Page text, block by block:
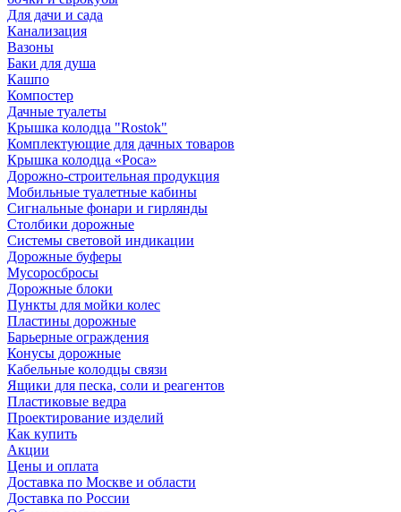
Для дачи и сада
Канализация
Вазоны
Баки для душа
Кашпо
Компостер
Дачные туалеты
Крышка колодца "Rostok"
Комплектующие для дачных товаров
Крышка колодца «Роса»
Дорожно-строительная продукция
Мобильные туалетные кабины
Сигнальные фонари и гирлянды
Столбики дорожные
Системы световой индикации
Дорожные буферы
Мусоросбросы
Дорожные блоки
Пункты для мойки колес
Пластины дорожные
Барьерные ограждения
Конусы дорожные
Кабельные колодцы связи
Ящики для песка, соли и реагентов
Пластиковые ведра
Проектирование изделий
Как купить
Акции
Цены и оплата
Доставка по Москве и области
Доставка по России